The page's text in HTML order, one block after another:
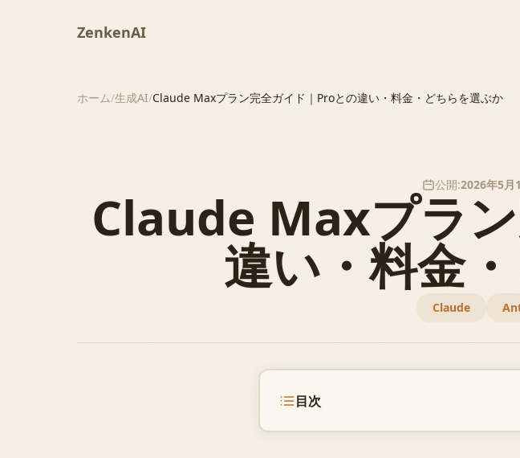
ZenkenAI
ホーム/生成AI/Claude Maxプラン完全ガイド｜Proとの違い・料金・どちらを選ぶか
公開:2026年5月
Claude Maxプラ
違い・料金
Claude
目次